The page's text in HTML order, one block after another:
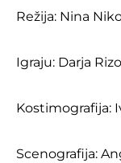
Režija: Nina
Igraju: Darja
Kostimografija:
Scenografija: